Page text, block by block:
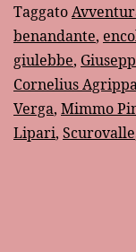
Taggato
benandante,
giulebbe,
Cornelius
Verga, Mimmo
Lipari, Scurovalle